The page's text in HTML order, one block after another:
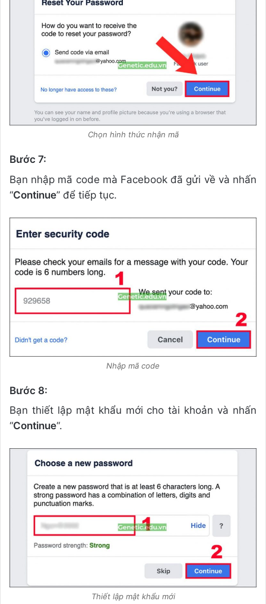
Chọn hình thức nhận mã
Bước 7:
Bạn nhập mã code mà Facebook đã gửi về và nhấn
“Continue” để tiếp tục.
Nhập mã code
Bước 8:
Bạn thiết lập mật khẩu mới cho tài khoản và nhấn
“Continue“.
Thiết lập mật khẩu mới